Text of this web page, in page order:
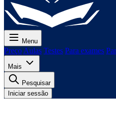
Menu
Preço Aulas Testes Para exames
Mais
Pesquisar
Iniciar sessão